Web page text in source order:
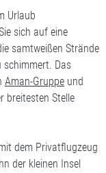
Urlaub
sich auf eine
samtweißen Strände
schimmert. Das
Aman-Gruppe und
breitesten Stelle
dem Privatflugzeug
der kleinen Insel